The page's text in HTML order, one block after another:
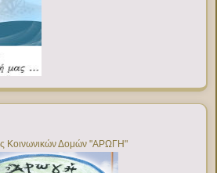
Κοινωνικών Δομών "ΑΡΩΓΗ"